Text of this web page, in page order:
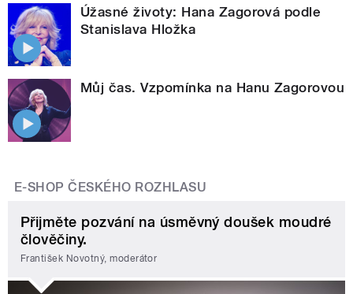
Úžasné životy: Hana Zagorová podle
Stanislava Hložka
Můj čas. Vzpomínka na Hanu Zagorovou
E-SHOP ČESKÉHO ROZHLASU
Přijměte pozvání na úsměvný doušek moudré
člověčiny.
František Novotný, moderátor